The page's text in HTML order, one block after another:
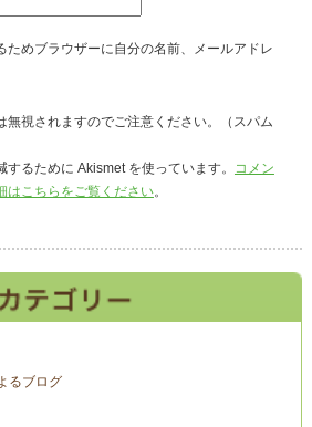
ためブラウザーに自分の名前、メールアドレ
無視されますのでご注意ください。（スパム
るために Akismet を使っています。 コメン
はこちらをご覧ください。
るブログ